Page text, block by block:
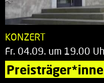
KONZERT
Fr. 04.09. um 19.00